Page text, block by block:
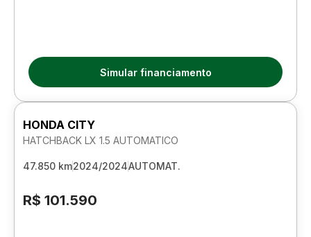
Simular financiamento
HONDA CITY
HATCHBACK LX 1.5 AUTOMATICO
47.850 km2024/2024AUTOMAT.
R$ 101.590